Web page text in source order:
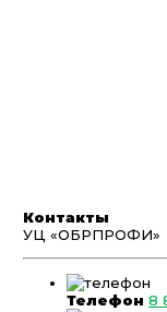
Контакты
УЦ «ОБРПРОФИ»
Телефон 8